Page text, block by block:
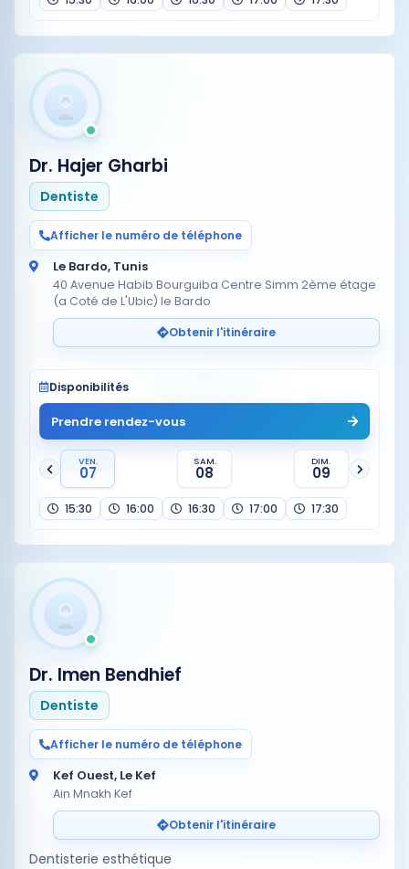
Dr. Hajer Gharbi
Dentiste
Afficher le numéro de téléphone
Le Bardo, Tunis
40 Avenue Habib Bourguiba Centre Simm 2ème étage
(a Coté de L'Ubic) le Bardo
Obtenir l'itinéraire
Disponibilités
Prendre rendez-vous
VEN.
07
SAM.
08
DIM.
09
15:30 16:00 16:30 17:00 17:30
Dr. Imen Bendhief
Dentiste
Afficher le numéro de téléphone
Kef Ouest, Le Kef
Ain Mnakh Kef
Obtenir l'itinéraire
Dentisterie esthétique